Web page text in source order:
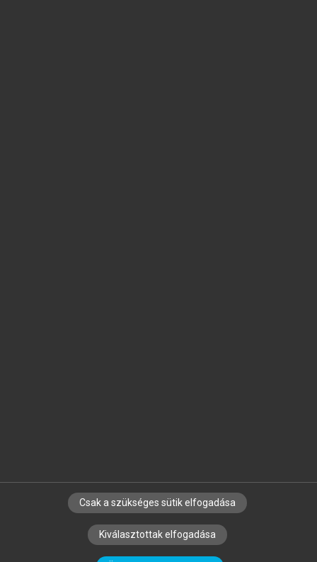
SZERZŐKNEK CÉGEKNEK KÖNYVTÁROSOKNAK
SZERKESZTÉSI ÉS LEKTORÁLÁSI ALAPELVEK
Csak a szükséges sütik elfogadása
Kiválasztottak elfogadása